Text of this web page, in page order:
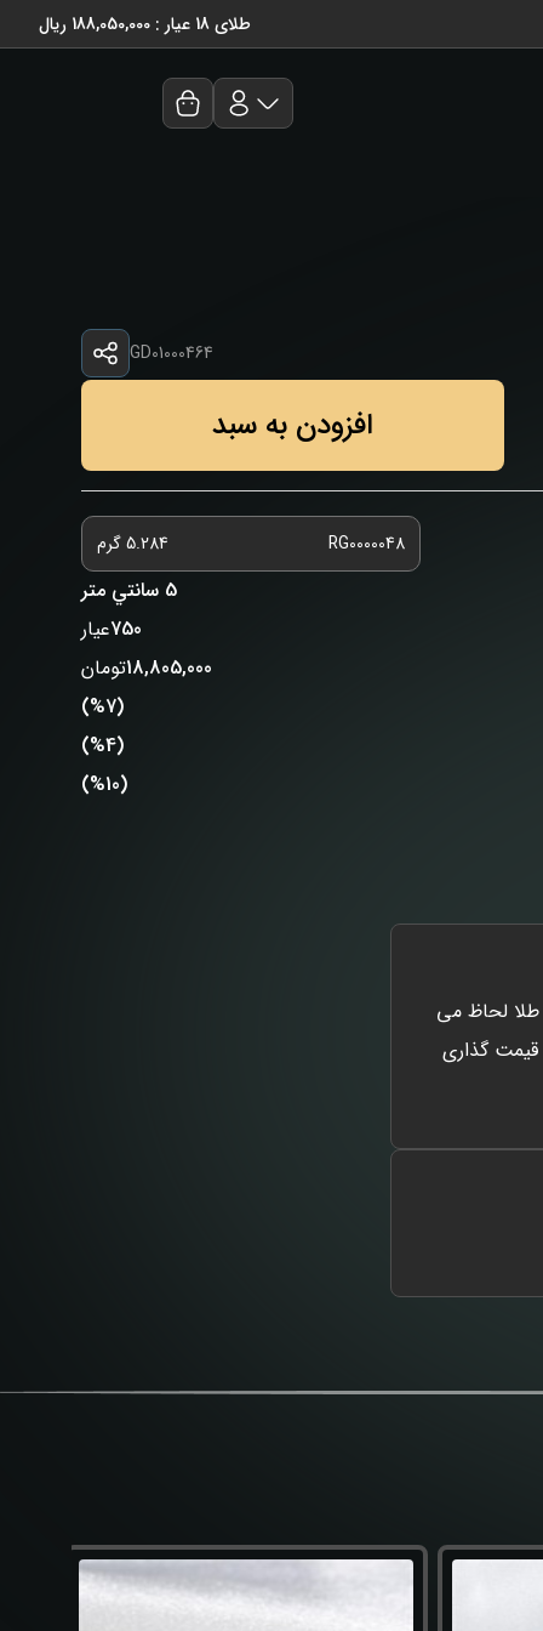
طلای 18 عیار : 188,050,000 ریال
GD01000464
افزودن به سبد
RG0000048 5.284 گرم
5 سانتي متر
750عیار
18,805,000تومان
(%7)
(%4)
(%10)
طلا لحاظ می
قیمت گذاری